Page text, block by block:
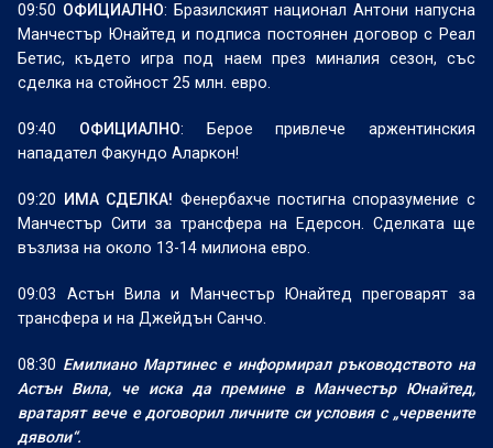
09:50 ОФИЦИАЛНО: Бразилският национал Антони напусна
Манчестър Юнайтед и подписа постоянен договор с Реал
Бетис, където игра под наем през миналия сезон, със
сделка на стойност 25 млн. евро.
09:40 ОФИЦИАЛНО: Берое привлече аржентинския
нападател Факундо Аларкон!
09:20 ИМА СДЕЛКА! Фенербахче постигна споразумение с
Манчестър Сити за трансфера на Едерсон. Сделката ще
възлиза на около 13-14 милиона евро.
09:03 Астън Вила и Манчестър Юнайтед преговарят за
трансфера и на Джейдън Санчо.
08:30 Емилиано Мартинес е информирал ръководството на
Астън Вила, че иска да премине в Манчестър Юнайтед,
вратарят вече е договорил личните си условия с „червените
дяволи“.